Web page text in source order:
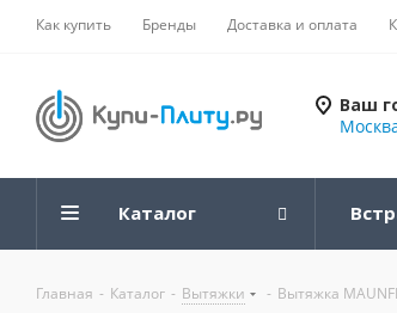
Как купить Бренды Доставка и оплата
Ваш
Каталог
Главная - Каталог - Вытяжки - Вытяжка